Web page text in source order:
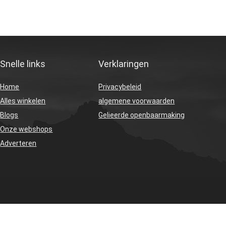
Snelle links
Home
Alles winkelen
Blogs
Onze webshops
Adverteren
Verklaringen
Privacybeleid
algemene voorwaarden
Gelieerde openbaarmaking